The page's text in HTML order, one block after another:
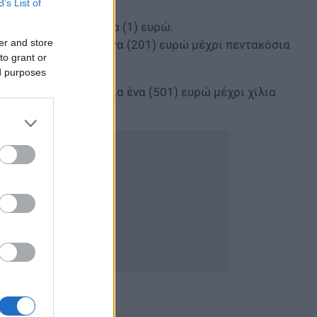
List of
and store
grant or
purposes
λαχνός για κάθε ένα (1) ευρώ.
από διακόσια ένα (201) ευρώ μέχρι πεντακόσια
από πεντακόσια ένα (501) ευρώ μέχρι χίλια